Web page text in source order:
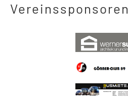
Vereinssponsoren